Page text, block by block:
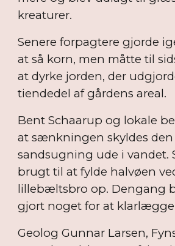
kreaturer.
Senere forpagtere gjorde
at så korn, men måtte til
at dyrke jorden, der
tiendedel af gårdens areal.
Bent Schaarup og lokale
at sænkningen skyldes
sandsugning ude i vandet.
brugt til at fylde halvøen
lillebæltsbro op. Dengang
gjort noget for at klarlægge
Geolog Gunnar Larsen,